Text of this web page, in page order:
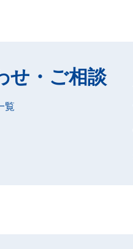
せ・ご相談
覧